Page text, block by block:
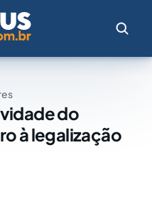
do
à legalização